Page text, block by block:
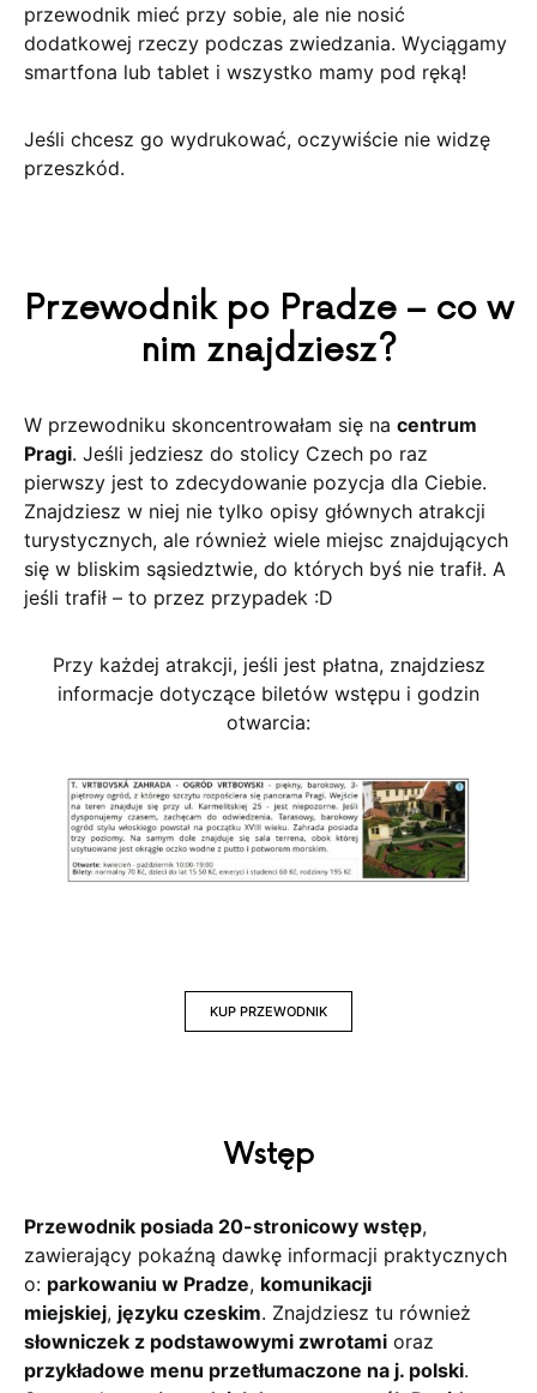
przewodnik mieć przy sobie, ale nie nosić
dodatkowej rzeczy podczas zwiedzania. Wyciągamy
smartfona lub tablet i wszystko mamy pod ręką!
Jeśli chcesz go wydrukować, oczywiście nie widzę
przeszkód.
Przewodnik po Pradze – co w
nim znajdziesz?
W przewodniku skoncentrowałam się na centrum
Pragi. Jeśli jedziesz do stolicy Czech po raz
pierwszy jest to zdecydowanie pozycja dla Ciebie.
Znajdziesz w niej nie tylko opisy głównych atrakcji
turystycznych, ale również wiele miejsc znajdujących
się w bliskim sąsiedztwie, do których byś nie trafił. A
jeśli trafił – to przez przypadek :D
Przy każdej atrakcji, jeśli jest płatna, znajdziesz
informacje dotyczące biletów wstępu i godzin
otwarcia:
KUP PRZEWODNIK
Wstęp
Przewodnik posiada 20-stronicowy wstęp,
zawierający pokaźną dawkę informacji praktycznych
o: parkowaniu w Pradze, komunikacji
miejskiej, języku czeskim. Znajdziesz tu również
słowniczek z podstawowymi zwrotami oraz
przykładowe menu przetłumaczone na j. polski.